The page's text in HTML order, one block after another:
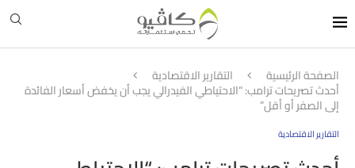
الصفحة الرئيسية التقارير الاقتصادية
أحدث تصريحات ترامب: “الاحتياطي الفيدرالي يجب أن يخفض أسعار الفائدة
إلى الصفر أو أقل”
التقارير الاقتصادية